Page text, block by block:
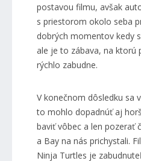
postavou filmu, avšak
s priestorom okolo seba
dobrých momentov kedy
ale je to zábava, na ktorú
rýchlo zabudne.
V konečnom dôsledku sa
to mohlo dopadnúť aj
baviť vôbec a len pozerať
a Bay na nás prichystali.
Ninja Turtles je